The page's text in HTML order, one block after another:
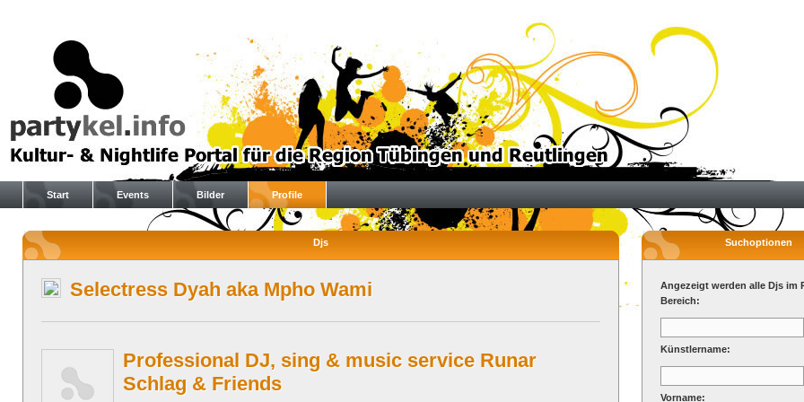
Start Events Bilder Profile
Djs
Selectress Dyah aka Mpho Wami
Professional DJ, sing & music service Runar
Schlag & Friends
Suchoptionen
Angezeigt werden alle Djs im
Bereich:
Künstlername:
Vorname: